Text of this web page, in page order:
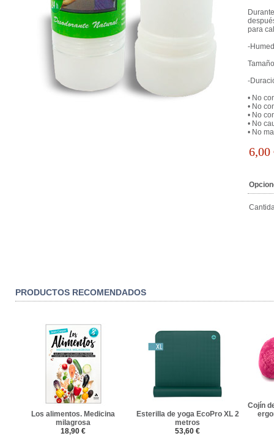
para
-
-
• No
• No
• No
• No
• No
6,00
PRODUCTOS RECOMENDADOS
Los alimentos. Medicina
milagrosa
18,90 €
Esterilla de yoga EcoPro XL 2
metros
53,60 €
Cojín